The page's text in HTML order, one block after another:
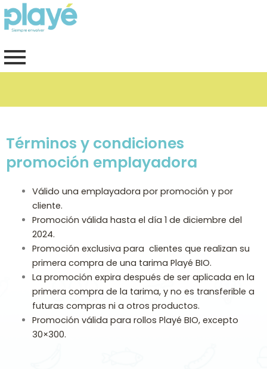
Ir
al
contenido
Términos y condiciones
promoción emplayadora
Válido una emplayadora por promoción y por
cliente.
Promoción válida hasta el día 1 de diciembre del
2024.
Promoción exclusiva para clientes que realizan su
primera compra de una tarima Playé BIO.
La promoción expira después de ser aplicada en la
primera compra de la tarima, y no es transferible a
futuras compras ni a otros productos.
Promoción válida para rollos Playé BIO, excepto
30×300.